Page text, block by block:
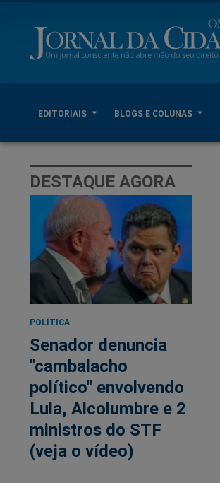
EDITORIAIS BLOGS E COLUNAS
DESTAQUE AGORA
POLÍTICA
Senador denuncia
"cambalacho
político" envolvendo
Lula, Alcolumbre e 2
ministros do STF
(veja o vídeo)